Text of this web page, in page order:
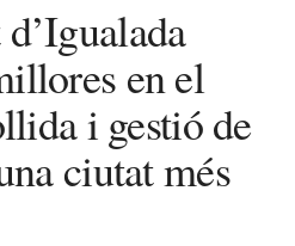
en el
i gestió de
ciutat més